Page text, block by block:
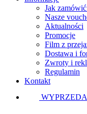
Jak
Nasze
Aktualności
Promocje
Film z
Dostawa i
Zwroty i
Regulamin
Kontakt